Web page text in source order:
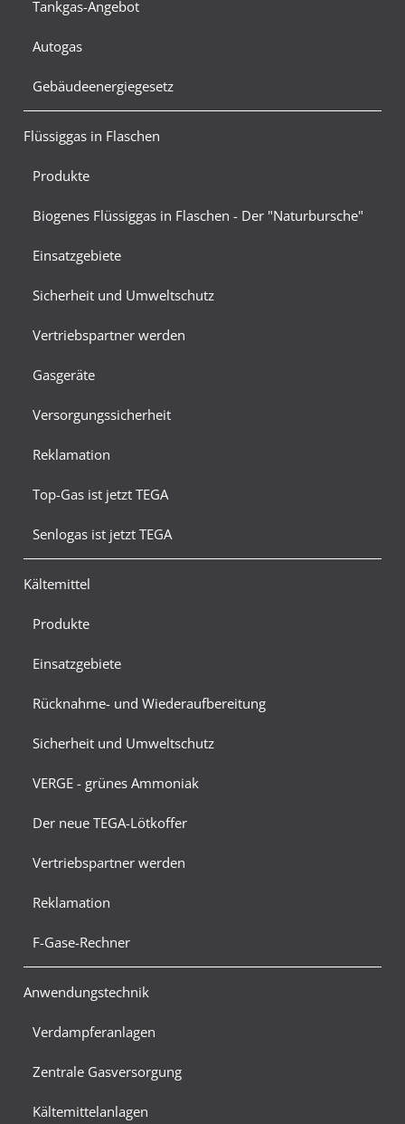
Tankgas-Angebot
Autogas
Gebäudeenergiegesetz
Flüssiggas in Flaschen
Produkte
Biogenes Flüssiggas in Flaschen - Der "Naturbursche"
Einsatzgebiete
Sicherheit und Umweltschutz
Vertriebspartner werden
Gasgeräte
Versorgungssicherheit
Reklamation
Top-Gas ist jetzt TEGA
Senlogas ist jetzt TEGA
Kältemittel
Produkte
Einsatzgebiete
Rücknahme- und Wiederaufbereitung
Sicherheit und Umweltschutz
VERGE - grünes Ammoniak
Der neue TEGA-Lötkoffer
Vertriebspartner werden
Reklamation
F-Gase-Rechner
Anwendungstechnik
Verdampferanlagen
Zentrale Gasversorgung
Kältemittelanlagen